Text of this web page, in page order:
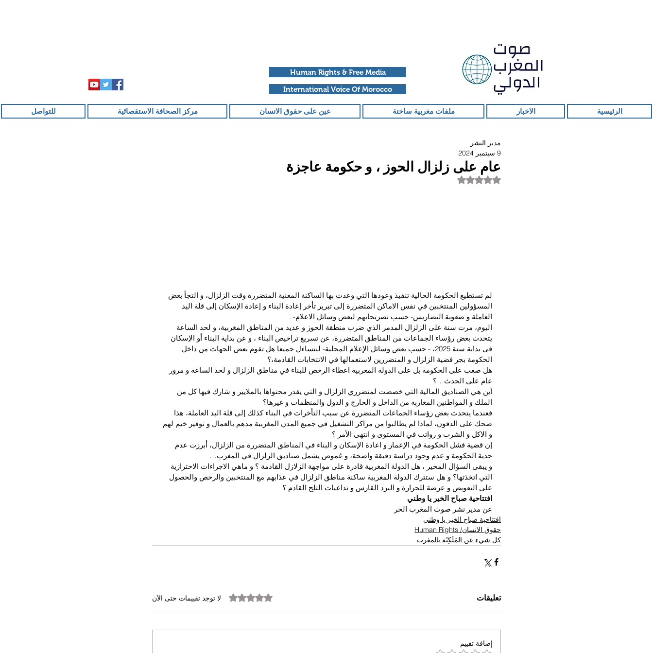
Human Rights & Free Media
International Voice Of Morocco
الرئيسية الاخبار ملفات مغربية ساخنة عين على حقوق الانسان مركز الصحافة الاستقصائية للتواصل
عام على زلزال الحوز ، و حكومة عاجزة
مدير النشر
9 سبتمبر 2024
تم التقييم بـ ليس رقمًا من أصل 5 نجوم.
لم تستطيع الحكومة الحالية تنفيذ وعودها التي وعدت بها الساكنة المعنية المتضررة وقت الزلزال، و التجأ بعض
المسؤولين المنتخبين في نفس الاماكن المتضررة إلى تبرير تأخر إعادة البناء و إعادة الإسكان إلى قلة اليد
العاملة و صعوبة التضاريس- حسب تصريحاتهم لبعض وسائل الاعلام- .
اليوم، مرت سنة على الزلزال المدمر الذي ضرب منطقة الحوز و عديد من المناطق المغربية، و لحد الساعة
يتحدث بعض رؤساء الجماعات من المناطق المتضررة، عن تسريع تراخيص البناء ، و عن بداية البناء أو الإسكان
في بداية سنة 2025، - حسب بعض وسائل الإعلام المحلية- لنتساءل جميعا هل تقوم بعض الجهات من داخل
الحكومة بجر قضية الزلزال و المتضررين لاستعمالها في الانتخابات القادمة،؟
هل صعب على الحكومة بل على الدولة المغربية اعطاء الرخص للبناء في مناطق الزلزال و لحد الساعة و مرور
عام على الحدث…؟
أين هي الصناديق المالية التي خصصت لمتضرري الزلزال و التي يقدر محتواها بالملايير و شارك فيها كل من
الملك و المواطنين المغاربة من الداخل و الخارج و الدول والمنظمات و غيرها؟
فعندما يتحدث بعض رؤساء الجماعات المتضررة عن سبب التأخرات في البناء كذلك إلى قلة اليد العاملة، هذا
ضحك على الذقون، لماذا لم يطالبوا من مراكز التشغيل في جميع المدن المغربية مدهم بالعمال و توفير خيم لهم
و الاكل و الشرب و رواتب في المستوى و انتهى الأمر ؟
إن قضية فشل الحكومة في الإعمار و اعادة الإسكان و البناء في المناطق المتضررة من الزلزال، أبرزت عدم
جدية الحكومة و عدم وجود دراسة دقيقة واضحة، و غموض يشمل صناديق الزلزال في المغرب…
و يبقى السؤال المحير ، هل الدولة المغربية قادرة على مواجهة الزلازل القادمة ؟ و ماهي الاجراءات الاحترازية
التي اتخذتها؟ و هل ستترك الدولة المغربية ساكنة مناطق الزلزال في عذابهم مع المنتخبين والرخص والحصول
على التعويض و عرضة للحرارة و البرد القارس و تداعيات الثلج القادم ؟
افتتاحية صباح الخير يا وطني
عن مدير نشر صوت المغرب الحر
افتتاحية صباح الخير يا وطني
حقوق الانسان/ Human Rights
كل شيء عن المَلَكِيّة بالمغرب
تعليقات تم التقييم بـ 0 من أصل 5 نجوم. لا توجد تقييمات حتى الآن
إضافة تقييم